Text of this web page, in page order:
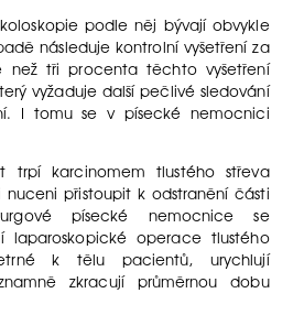
podle něj bývají obvykle
následuje kontrolní vyšetření za
tři procenta těchto vyšetření
vyžaduje další pečlivé sledování
I tomu se v písecké nemocnici
karcinomem tlustého střeva
přistoupit k odstranění části
písecké nemocnice se
laparoskopické operace tlustého
k tělu pacientů, urychlují
zkracují průměrnou dobu